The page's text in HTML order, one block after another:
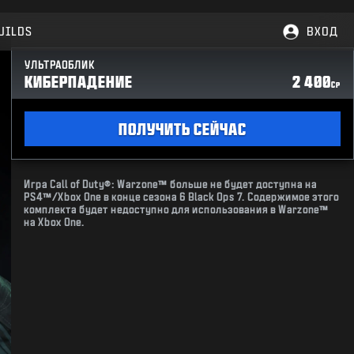
ВХОД
УЛЬТРАОБЛИК
КИБЕРПАДЕНИЕ 2 400CP
ПОЛУЧИТЬ СЕЙЧАС
Игра Call of Duty®: Warzone™ больше не будет доступна на
PS4™/Xbox One в конце сезона 6 Black Ops 7. Содержимое этого
комплекта будет недоступно для использования в Warzone™
на Xbox One.